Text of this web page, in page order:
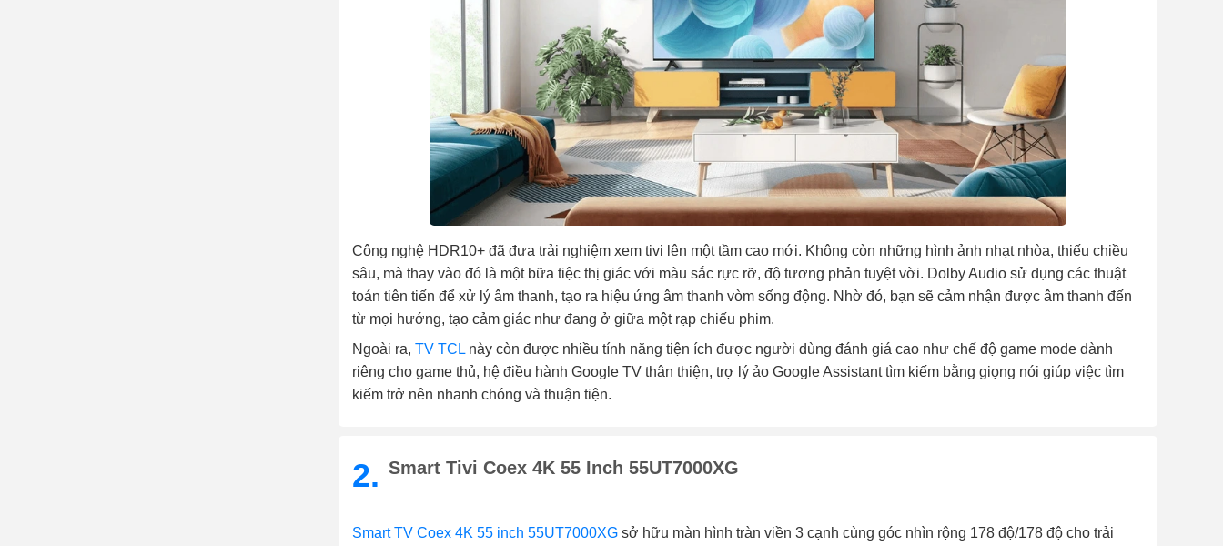
Công nghệ HDR10+ đã đưa trải nghiệm xem tivi lên một tầm cao mới. Không còn những hình ảnh nhạt nhòa, thiếu chiều
sâu, mà thay vào đó là một bữa tiệc thị giác với màu sắc rực rỡ, độ tương phản tuyệt vời. Dolby Audio sử dụng các thuật
toán tiên tiến để xử lý âm thanh, tạo ra hiệu ứng âm thanh vòm sống động. Nhờ đó, bạn sẽ cảm nhận được âm thanh đến
từ mọi hướng, tạo cảm giác như đang ở giữa một rạp chiếu phim.
Ngoài ra, TV TCL này còn được nhiều tính năng tiện ích được người dùng đánh giá cao như chế độ game mode dành
riêng cho game thủ, hệ điều hành Google TV thân thiện, trợ lý ảo Google Assistant tìm kiếm bằng giọng nói giúp việc tìm
kiếm trở nên nhanh chóng và thuận tiện.
2. Smart Tivi Coex 4K 55 Inch 55UT7000XG
Smart TV Coex 4K 55 inch 55UT7000XG sở hữu màn hình tràn viền 3 cạnh cùng góc nhìn rộng 178 độ/178 độ cho trải